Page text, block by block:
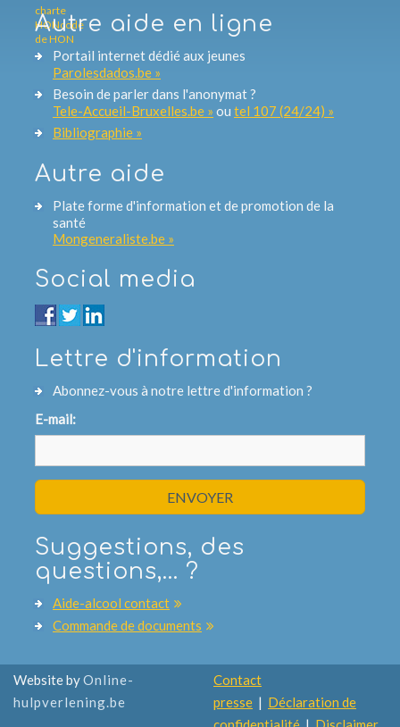
Autre aide en ligne
Portail internet dédié aux jeunes
Parolesdados.be »
Besoin de parler dans l'anonymat ?
Tele-Accueil-Bruxelles.be » ou tel 107 (24/24) »
Bibliographie »
Autre aide
Plate forme d'information et de promotion de la
santé
Mongeneraliste.be »
Social media
Lettre d'information
Abonnez-vous à notre lettre d'information ?
E-mail:
ENVOYER
Suggestions, des
questions,... ?
Aide-alcool contact
Commande de documents
Website byOnline-
hulpverlening.be
Contact
presse | Déclaration de